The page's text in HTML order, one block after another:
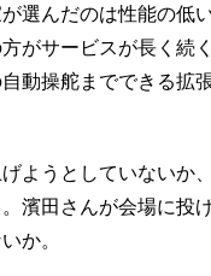
選んだのは性能の低
がサービスが長く続
動操舵までできる拡
ようとしていないか
濱田さんが会場に投
か。